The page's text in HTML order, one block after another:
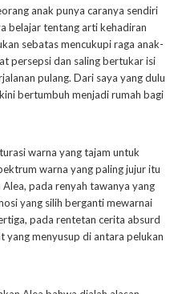
anak punya caranya sendiri
belajar tentang arti kehadiran
sebatas mencukupi raga anak-
persepsi dan saling bertukar isi
pulang. Dari saya yang dulu
bertumbuh menjadi rumah bagi
warna yang tajam untuk
warna yang paling jujur itu
pada renyah tawanya yang
yang silih berganti mewarnai
pada rentetan cerita absurd
yang menyusup di antara pelukan